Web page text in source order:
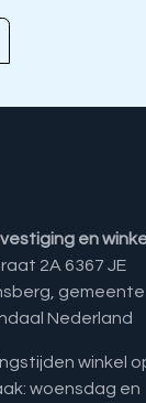
en
2A 6367 JE
gemeente
Nederland
winkel
woensdag en